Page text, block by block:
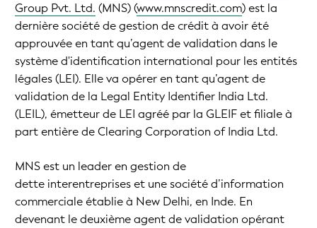
Group Pvt. Ltd. (MNS) (www.mnscredit.com) est la
dernière société de gestion de crédit à avoir été
approuvée en tant qu’agent de validation dans le
système d'identification international pour les entités
légales (LEI). Elle va opérer en tant qu’agent de
validation de la Legal Entity Identifier India Ltd.
(LEIL), émetteur de LEI agréé par la GLEIF et filiale à
part entière de Clearing Corporation of India Ltd.
MNS est un leader en gestion de
dette interentreprises et une société d’information
commerciale établie à New Delhi, en Inde. En
devenant le deuxième agent de validation opérant